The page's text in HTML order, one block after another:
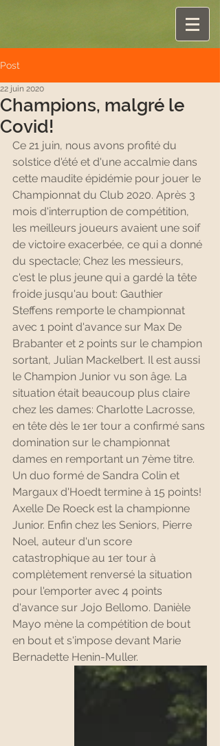
Post
Champions, malgré le
Covid!
22 juin 2020
Ce 21 juin, nous avons profité du
solstice d'été et d'une accalmie dans
cette maudite épidémie pour jouer le
Championnat du Club 2020. Après 3
mois d'interruption de compétition,
les meilleurs joueurs avaient une soif
de victoire exacerbée, ce qui a donné
du spectacle; Chez les messieurs,
c'est le plus jeune qui a gardé la tête
froide jusqu'au bout: Gauthier
Steffens remporte le championnat
avec 1 point d'avance sur Max De
Brabanter et 2 points sur le champion
sortant, Julian Mackelbert. Il est aussi
le Champion Junior vu son âge. La
situation était beaucoup plus claire
chez les dames: Charlotte Lacrosse,
en tête dès le 1er tour a confirmé sans
domination sur le championnat
dames en remportant un 7ème titre.
Un duo formé de Sandra Colin et
Margaux d'Hoedt termine à 15 points!
Axelle De Roeck est la championne
Junior. Enfin chez les Seniors, Pierre
Noel, auteur d'un score
catastrophique au 1er tour à
complètement renversé la situation
pour l'emporter avec 4 points
d'avance sur Jojo Bellomo. Danièle
Mayo mène la compétition de bout
en bout et s'impose devant Marie
Bernadette Henin-Muller.